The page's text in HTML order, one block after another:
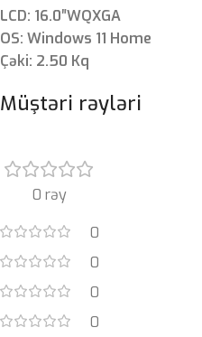
LCD: 16.0″WQXGA
OS: Windows 11 Home
Çəki: 2.50 Kq
Müştəri rəyləri
0 rəy
0
0
0
0